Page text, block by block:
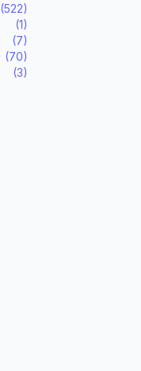
(522)
(1)
(7)
(70)
(3)